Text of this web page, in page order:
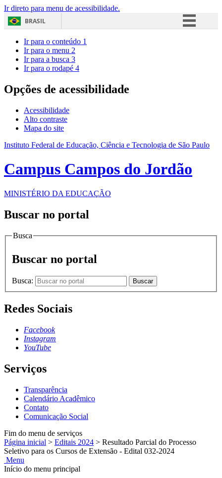
Ir direto para menu de acessibilidade.
BRASIL
Acesso à informação
Ir para o conteúdo 1
Ir para o menu 2
Ir para a busca 3
Ir para o rodapé 4
Opções de acessibilidade
Acessibilidade
Alto contraste
Mapa do site
Instituto Federal de Educação, Ciência e Tecnologia de São Paulo
Campus Campos do Jordão
MINISTÉRIO DA EDUCAÇÃO
Buscar no portal
Busca
Buscar no portal
Busca: Buscar
Redes Sociais
Facebook
Instagram
YouTube
Serviços
Transparência
Calendário Acadêmico
Contato
Comunicação Social
Fim do menu de serviços
Página inicial > Editais 2024 > Resultado Parcial do Processo
Seletivo para os Cursos de Extensão - Edital 032-2024
Menu
Início do menu principal